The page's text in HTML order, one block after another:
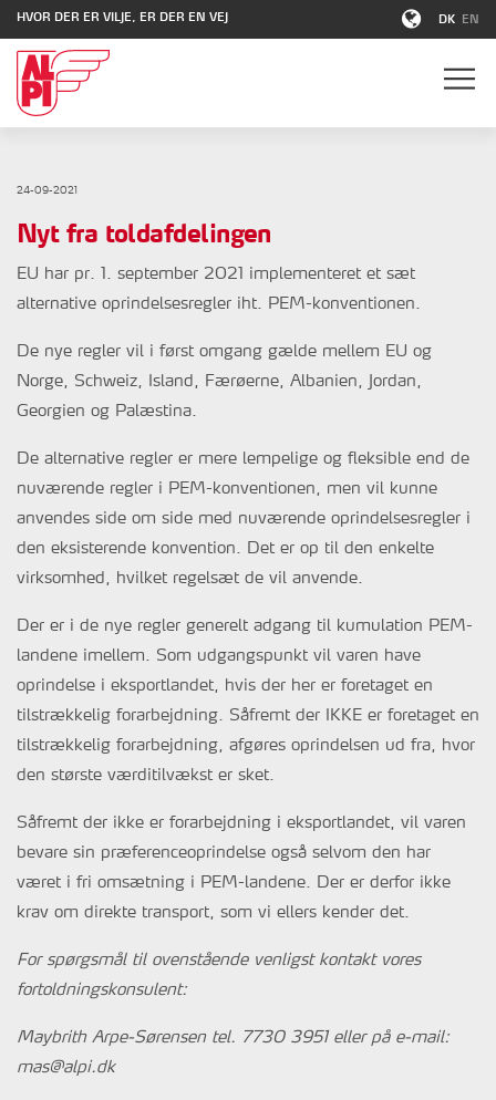
HVOR DER ER VILJE, ER DER EN VEJ DK EN
24-09-2021
Nyt fra toldafdelingen
EU har pr. 1. september 2021 implementeret et sæt
alternative oprindelsesregler iht. PEM-konventionen.
De nye regler vil i først omgang gælde mellem EU og
Norge, Schweiz, Island, Færøerne, Albanien, Jordan,
Georgien og Palæstina.
De alternative regler er mere lempelige og fleksible end de
nuværende regler i PEM-konventionen, men vil kunne
anvendes side om side med nuværende oprindelsesregler i
den eksisterende konvention. Det er op til den enkelte
virksomhed, hvilket regelsæt de vil anvende.
Der er i de nye regler generelt adgang til kumulation PEM-
landene imellem. Som udgangspunkt vil varen have
oprindelse i eksportlandet, hvis der her er foretaget en
tilstrækkelig forarbejdning. Såfremt der IKKE er foretaget en
tilstrækkelig forarbejdning, afgøres oprindelsen ud fra, hvor
den største værditilvækst er sket.
Såfremt der ikke er forarbejdning i eksportlandet, vil varen
bevare sin præferenceoprindelse også selvom den har
været i fri omsætning i PEM-landene. Der er derfor ikke
krav om direkte transport, som vi ellers kender det.
For spørgsmål til ovenstående venligst kontakt vores
fortoldningskonsulent:
Maybrith Arpe-Sørensen tel. 7730 3951 eller på e-mail:
mas@alpi.dk